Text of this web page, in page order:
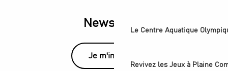
Le Centre Aquatique
Revivez les Jeux à Plaine
Newsletter
Je m'inscris